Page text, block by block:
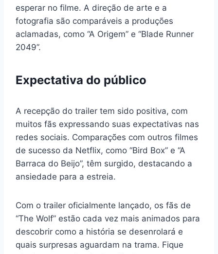
esperar no filme. A direção de arte e a
fotografia são comparáveis a produções
aclamadas, como “A Origem” e “Blade Runner
2049”.
Expectativa do público
A recepção do trailer tem sido positiva, com
muitos fãs expressando suas expectativas nas
redes sociais. Comparações com outros filmes
de sucesso da Netflix, como “Bird Box” e “A
Barraca do Beijo”, têm surgido, destacando a
ansiedade para a estreia.
Com o trailer oficialmente lançado, os fãs de
“The Wolf” estão cada vez mais animados para
descobrir como a história se desenrolará e
quais surpresas aguardam na trama. Fique